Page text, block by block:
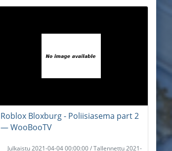
Roblox Bloxburg - Poliisiasema part 2
― WooBooTV
Julkaistu 2021-04-04 00:00:00 / Tallennettu 2021-